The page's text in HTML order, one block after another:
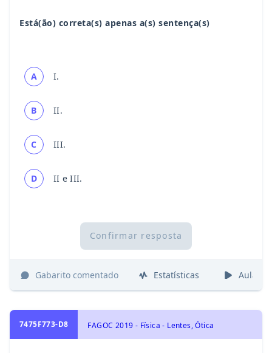
Está(ão) correta(s) apenas a(s) sentença(s)
A I.
B II.
C III.
D II e III.
Confirmar resposta
Gabarito comentado Estatísticas Aulas
7475F773-D8 FAGOC 2019 - Física - Lentes, Ótica